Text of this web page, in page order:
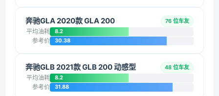
奔驰GLA 2020款 GLA 200 76 位车友
平均油耗 8.2
参考价 30.38
奔驰GLB 2021款 GLB 200 动感型 48 位车友
平均油耗 8.2
参考价 31.88